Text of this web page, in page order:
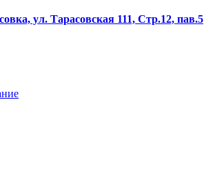
ул. Тарасовская 111, Стр.12, пав.5